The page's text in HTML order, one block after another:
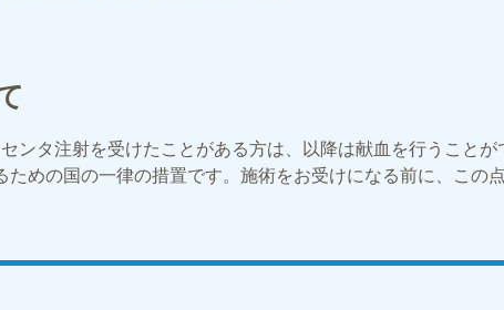
ンタ注射を受けたことがある方は、以降は献血を行うこと
めの国の一律の措置です。施術をお受けになる前に、この